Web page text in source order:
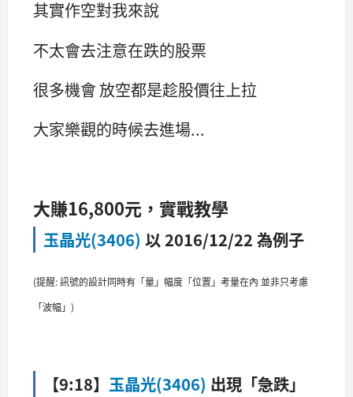
其實作空對我來說
不太會去注意在跌的股票
很多機會 放空都是趁股價往上拉
大家樂觀的時候去進場...
大賺16,800元，實戰教學
玉晶光(3406) 以 2016/12/22 為例子
(提醒: 訊號的設計同時有「量」幅度「位置」考量在內 並非只考慮
「波幅」)
【9:18】 玉晶光(3406) 出現「急跌」